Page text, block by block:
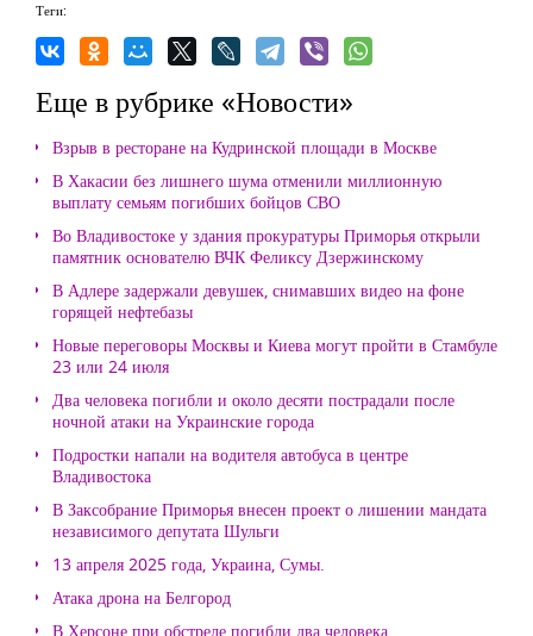
Теги:
Еще в рубрике «Новости»
Взрыв в ресторане на Кудринской площади в Москве
В Хакасии без лишнего шума отменили миллионную
выплату семьям погибших бойцов СВО
Во Владивостоке у здания прокуратуры Приморья открыли
памятник основателю ВЧК Феликсу Дзержинскому
В Адлере задержали девушек, снимавших видео на фоне
горящей нефтебазы
Новые переговоры Москвы и Киева могут пройти в Стамбуле
23 или 24 июля
Два человека погибли и около десяти пострадали после
ночной атаки на Украинские города
Подростки напали на водителя автобуса в центре
Владивостока
В Заксобрание Приморья внесен проект о лишении мандата
независимого депутата Шульги
13 апреля 2025 года, Украина, Сумы.
Атака дрона на Белгород
В Херсоне при обстреле погибли два человека